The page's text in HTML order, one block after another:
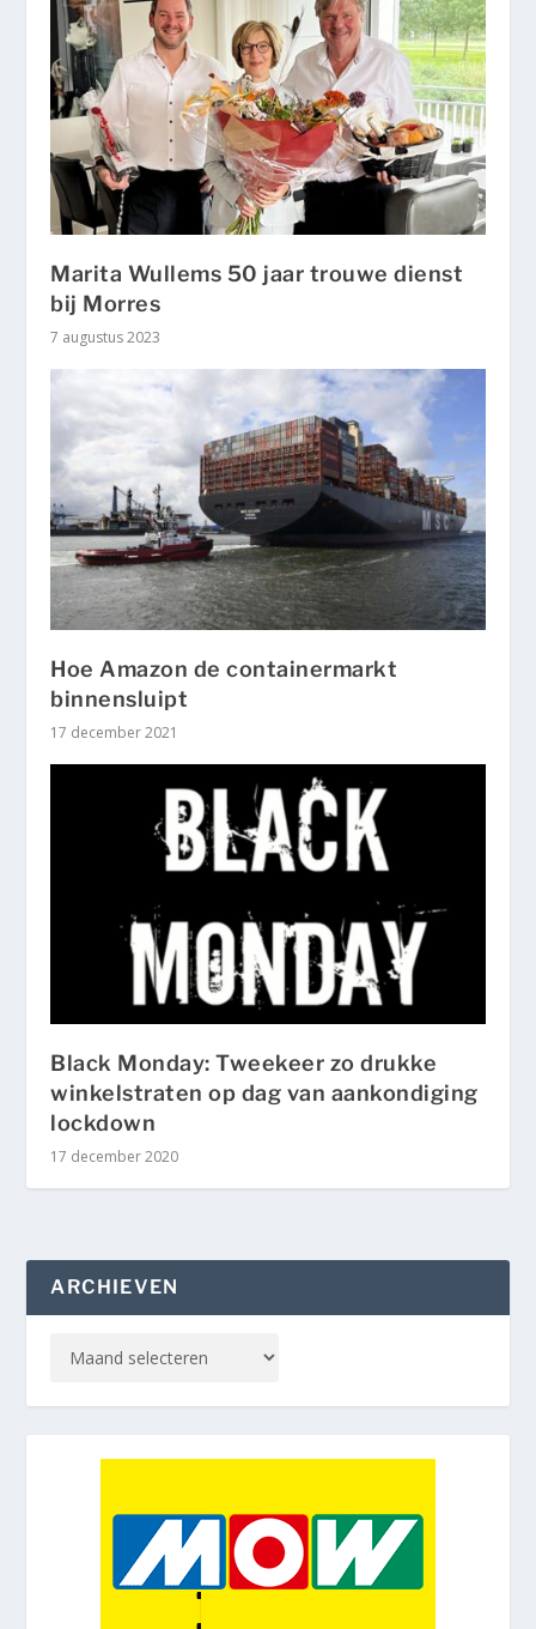
Marita Wullems 50 jaar trouwe dienst
bij Morres
7 augustus 2023
Hoe Amazon de containermarkt
binnensluipt
17 december 2021
Black Monday: Tweekeer zo drukke
winkelstraten op dag van aankondiging
lockdown
17 december 2020
ARCHIEVEN